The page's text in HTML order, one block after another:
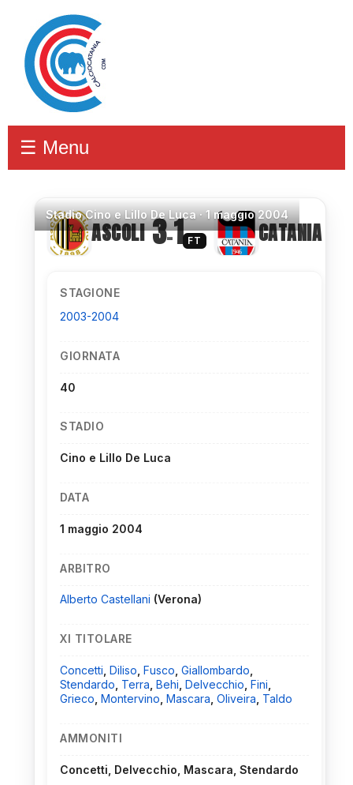
☰ Menu
StadioCino e Lillo De Luca ·1 maggio 2004
ASCOLI 3–1 FT CATANIA
STAGIONE
2003-2004
GIORNATA
40
STADIO
Cino e Lillo De Luca
DATA
1 maggio 2004
ARBITRO
Alberto Castellani (Verona)
XI TITOLARE
Concetti Diliso Fusco Giallombardo
Stendardo Terra Behi Delvecchio Fini
Grieco Montervino Mascara Oliveira Taldo
AMMONITI
Concetti, Delvecchio, Mascara, Stendardo